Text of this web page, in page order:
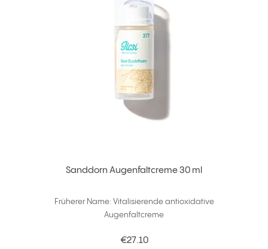
Sanddorn Augenfaltcreme 30 ml
Früherer Name: Vitalisierende antioxidative
Augenfaltcreme
€27.10